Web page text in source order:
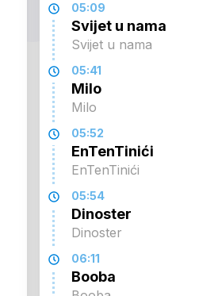
05:09
Svijet u nama
Svijet u nama
05:41
Milo
Milo
05:52
EnTenTinići
EnTenTinići
05:54
Dinoster
Dinoster
06:11
Booba